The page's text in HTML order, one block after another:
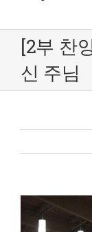
[2부 찬
신 주님